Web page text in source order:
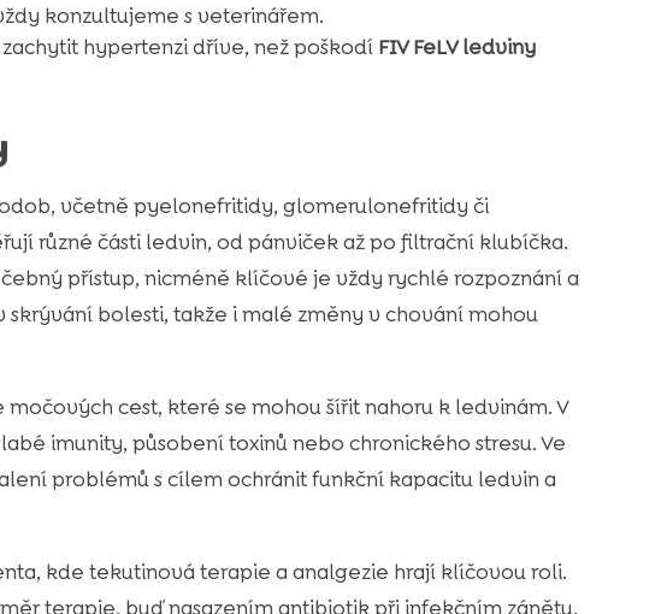
konzultujeme s veterinářem.
hypertenzi dříve, než poškodí FIV FeLV ledviny
včetně pyelonefritidy, glomerulonefritidy či
různé části ledvin, od pánviček až po filtrační klubíčka.
přístup, nicméně klíčové je vždy rychlé rozpoznání a
skrývání bolesti, takže i malé změny v chování mohou
cest, které se mohou šířit nahoru k ledvinám. V
imunity, působení toxinů nebo chronického stresu. Ve
problémů s cílem ochránit funkční kapacitu ledvin a
kde tekutinová terapie a analgezie hrají klíčovou roli.
terapie, buď nasazením antibiotik při infekčním zánětu,